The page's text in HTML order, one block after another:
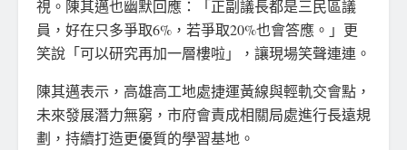
視。陳其邁也幽默回應：「正副議長都是三民區議
員，好在只多爭取6%，若爭取20%也會答應。」更
笑說「可以研究再加一層樓啦」，讓現場笑聲連連。
陳其邁表示，高雄高工地處捷運黃線與輕軌交會點，
未來發展潛力無窮，市府會責成相關局處進行長遠規
劃，持續打造更優質的學習基地。